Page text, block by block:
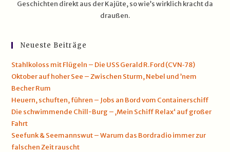
Geschichten direkt aus der Kajüte, so wie’s wirklich kracht da
draußen.
Neueste Beiträge
Stahlkoloss mit Flügeln – Die USS Gerald R. Ford (CVN‑78)
Oktober auf hoher See – Zwischen Sturm, Nebel und ’nem
Becher Rum
Heuern, schuften, führen – Jobs an Bord vom Containerschiff
Die schwimmende Chill-Burg – ‚Mein Schiff Relax‘ auf großer
Fahrt
Seefunk & Seemannswut – Warum das Bordradio immer zur
falschen Zeit rauscht